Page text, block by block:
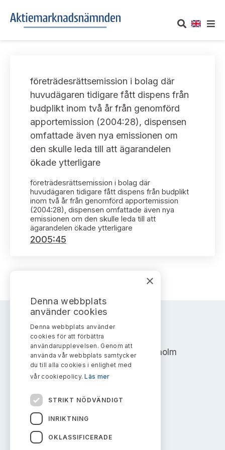
Om oss
Vårt uppdrag
Informationsgivning
Arbetssätt och jävsfrågor
Stadgar
Arbetsordning
Ledamöter
Publikationer och anföranden
UTTALANDEN
Om nämndens uttalanden
Framställningar och konsultation
Uttalanden sorterade efter publiceringsdatum
Samtliga uttalanden sorterade årsvis
Uttalanden sorterade ämnesvis
Sök uttalanden
TAKEOVER-REGLER
Takeover-regler för reglerade marknader och vissa
handelsplattformar
AKTUELLT
Prenumerera
Bildarkiv
KONTAKT
Kontakt angående ansökningar och uttalanden
Kontakt administrativa ärenden
företrädesrättsemission i bolag där
huvudägaren tidigare fått dispens från
budplikt inom två år från genomförd
apportemission (2004:28), dispensen
omfattade även nya emissionen om
den skulle leda till att ägarandelen
ökade ytterligare
företrädesrättsemission i bolag där
huvudägaren tidigare fått dispens från budplikt
inom två år från genomförd apportemission
(2004:28), dispensen omfattade även nya
emissionen om den skulle leda till att
ägarandelen ökade ytterligare
2005:45
AKTIEMARKNADSNÄMNDEN
Address: Box 7354, 103 90 Stockholm
info@aktiemarknadsnamnden.se
Om innehållet
Om webbplatsen
×
Denna webbplats
använder cookies
Denna webbplats använder
cookies för att förbättra
användarupplevelsen. Genom att
använda vår webbplats samtycker
du till alla cookies i enlighet med
vår cookiepolicy.Läs mer
STRIKT NÖDVÄNDIGT
INRIKTNING
OKLASSIFICERADE